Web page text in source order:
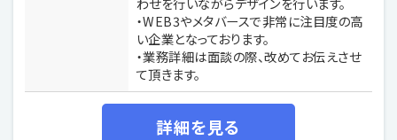
・WEB3やメタバースで非常に注目度の高
い企業となっております。
・業務詳細は面談の際、改めてお伝えさせ
て頂きます。
詳細を見る